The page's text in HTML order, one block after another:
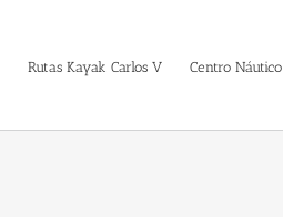
Rutas Kayak Carlos V Centro Náutico